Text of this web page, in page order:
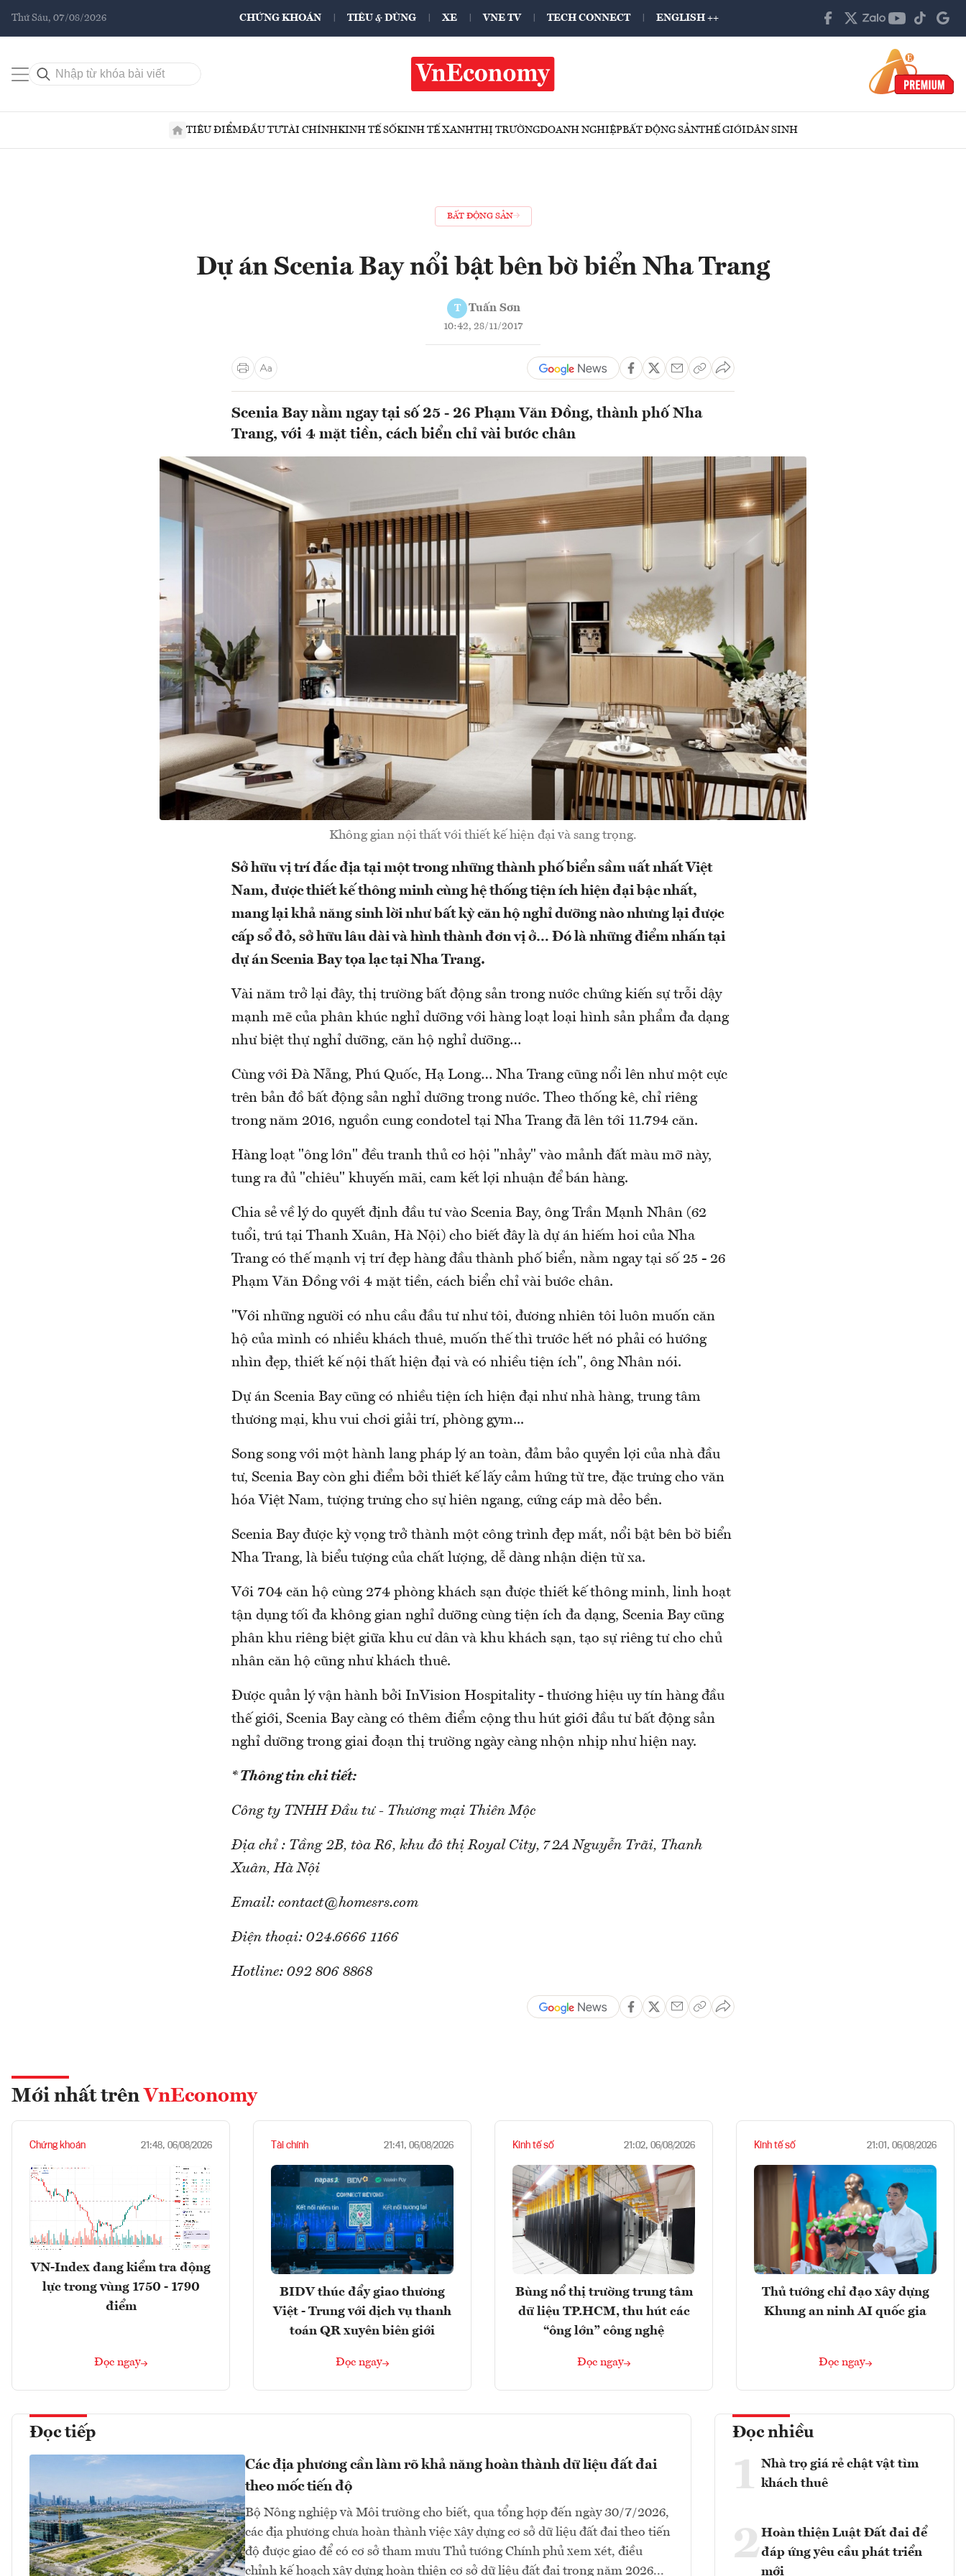
Thứ Sáu, 07/08/2026 CHỨNG KHOÁN TIÊU & DÙNG XE VNE TV TECH CONNECT ENGLISH ++
TIÊU ĐIỂMĐẦU TƯTÀI CHÍNHKINH TẾ SỐKINH TẾ XANHTHỊ TRƯỜNGDOANH NGHIỆPBẤT ĐỘNG SẢNTHẾ GIỚIDÂN SINH
BẤT ĐỘNG SẢN
Dự án Scenia Bay nổi bật bên bờ biển Nha Trang
T Tuấn Sơn
10:42, 28/11/2017
Scenia Bay nằm ngay tại số 25 - 26 Phạm Văn Đồng, thành phố Nha
Trang, với 4 mặt tiền, cách biển chỉ vài bước chân
Không gian nội thất với thiết kế hiện đại và sang trọng.
Sở hữu vị trí đắc địa tại một trong những thành phố biển sầm uất nhất Việt
Nam, được thiết kế thông minh cùng hệ thống tiện ích hiện đại bậc nhất,
mang lại khả năng sinh lời như bất kỳ căn hộ nghỉ dưỡng nào nhưng lại được
cấp sổ đỏ, sở hữu lâu dài và hình thành đơn vị ở… Đó là những điểm nhấn tại
dự án Scenia Bay tọa lạc tại Nha Trang.
Vài năm trở lại đây, thị trường bất động sản trong nước chứng kiến sự trỗi dậy
mạnh mẽ của phân khúc nghỉ dưỡng với hàng loạt loại hình sản phẩm đa dạng
như biệt thự nghỉ dưỡng, căn hộ nghỉ dưỡng…
Cùng với Đà Nẵng, Phú Quốc, Hạ Long… Nha Trang cũng nổi lên như một cực
trên bản đồ bất động sản nghỉ dưỡng trong nước. Theo thống kê, chỉ riêng
trong năm 2016, nguồn cung condotel tại Nha Trang đã lên tới 11.794 căn.
Hàng loạt "ông lớn" đều tranh thủ cơ hội "nhảy" vào mảnh đất màu mỡ này,
tung ra đủ "chiêu" khuyến mãi, cam kết lợi nhuận để bán hàng.
Chia sẻ về lý do quyết định đầu tư vào Scenia Bay, ông Trần Mạnh Nhân (62
tuổi, trú tại Thanh Xuân, Hà Nội) cho biết đây là dự án hiếm hoi của Nha
Trang có thế mạnh vị trí đẹp hàng đầu thành phố biển, nằm ngay tại số 25 - 26
Phạm Văn Đồng với 4 mặt tiền, cách biển chỉ vài bước chân.
"Với những người có nhu cầu đầu tư như tôi, đương nhiên tôi luôn muốn căn
hộ của mình có nhiều khách thuê, muốn thế thì trước hết nó phải có hướng
nhìn đẹp, thiết kế nội thất hiện đại và có nhiều tiện ích", ông Nhân nói.
Dự án Scenia Bay cũng có nhiều tiện ích hiện đại như nhà hàng, trung tâm
thương mại, khu vui chơi giải trí, phòng gym...
Song song với một hành lang pháp lý an toàn, đảm bảo quyền lợi của nhà đầu
tư, Scenia Bay còn ghi điểm bởi thiết kế lấy cảm hứng từ tre, đặc trưng cho văn
hóa Việt Nam, tượng trưng cho sự hiên ngang, cứng cáp mà dẻo bền.
Scenia Bay được kỳ vọng trở thành một công trình đẹp mắt, nổi bật bên bờ biển
Nha Trang, là biểu tượng của chất lượng, dễ dàng nhận diện từ xa.
Với 704 căn hộ cùng 274 phòng khách sạn được thiết kế thông minh, linh hoạt
tận dụng tối đa không gian nghỉ dưỡng cùng tiện ích đa dạng, Scenia Bay cũng
phân khu riêng biệt giữa khu cư dân và khu khách sạn, tạo sự riêng tư cho chủ
nhân căn hộ cũng như khách thuê.
Được quản lý vận hành bởi InVision Hospitality - thương hiệu uy tín hàng đầu
thế giới, Scenia Bay càng có thêm điểm cộng thu hút giới đầu tư bất động sản
nghỉ dưỡng trong giai đoạn thị trường ngày càng nhộn nhịp như hiện nay.
* Thông tin chi tiết:
Công ty TNHH Đầu tư - Thương mại Thiên Mộc
Địa chỉ : Tầng 2B, tòa R6, khu đô thị Royal City, 72A Nguyễn Trãi, Thanh
Xuân, Hà Nội
Email: contact@homesrs.com
Điện thoại: 024.6666 1166
Hotline: 092 806 8868
Mới nhất trên VnEconomy
Chứng khoán 21:48, 06/08/2026
VN-Index đang kiểm tra động
lực trong vùng 1750 - 1790
điểm
Đọc ngay
Tài chính 21:41, 06/08/2026
BIDV thúc đẩy giao thương
Việt - Trung với dịch vụ thanh
toán QR xuyên biên giới
Đọc ngay
Kinh tế số 21:02, 06/08/2026
Bùng nổ thị trường trung tâm
dữ liệu TP.HCM, thu hút các
“ông lớn” công nghệ
Đọc ngay
Kinh tế số 21:01, 06/08/2026
Thủ tướng chỉ đạo xây dựng
Khung an ninh AI quốc gia
Đọc ngay
Đọc tiếp
Các địa phương cần làm rõ khả năng hoàn thành dữ liệu đất đai
theo mốc tiến độ
Bộ Nông nghiệp và Môi trường cho biết, qua tổng hợp đến ngày 30/7/2026,
các địa phương chưa hoàn thành việc xây dựng cơ sở dữ liệu đất đai theo tiến
độ được giao để có cơ sở tham mưu Thủ tướng Chính phủ xem xét, điều
chỉnh kế hoạch xây dựng hoàn thiện cơ sở dữ liệu đất đai trong năm 2026...
Đọc nhiều
1 Nhà trọ giá rẻ chật vật tìm
khách thuê
2Hoàn thiện Luật Đất đai để
đáp ứng yêu cầu phát triển
mới